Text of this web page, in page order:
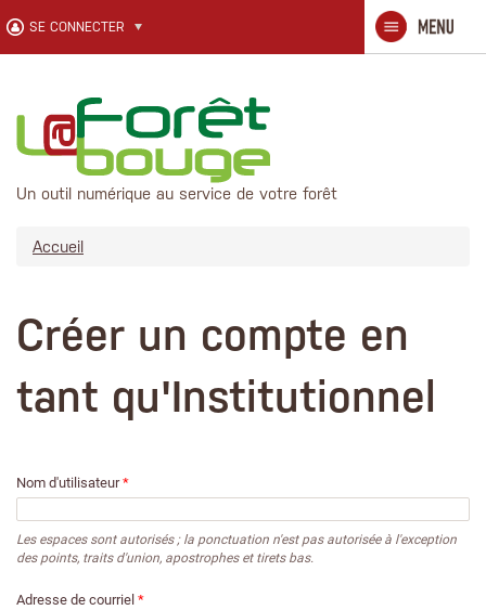
Un outil numérique au service de votre forêt
SE CONNECTER
Accueil
Créer un compte en
tant qu'Institutionnel
Nom d'utilisateur*
Les espaces sont autorisés ; la ponctuation n'est pas autorisée à l'exception
des points, traits d'union, apostrophes et tirets bas.
Adresse de courriel*